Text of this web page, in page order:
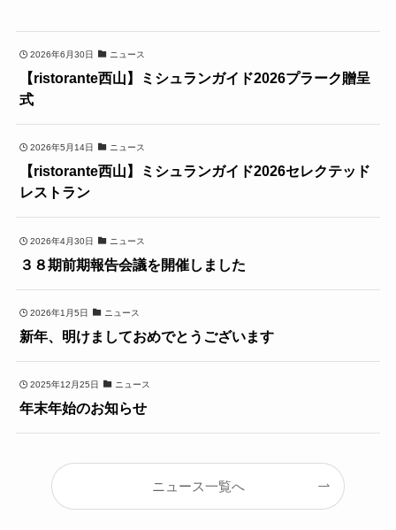
2026年6月30日 ニュース
【ristorante西山】ミシュランガイド2026プラーク贈呈
式
2026年5月14日 ニュース
【ristorante西山】ミシュランガイド2026セレクテッド
レストラン
2026年4月30日 ニュース
３８期前期報告会議を開催しました
2026年1月5日 ニュース
新年、明けましておめでとうございます
2025年12月25日 ニュース
年末年始のお知らせ
ニュース一覧へ